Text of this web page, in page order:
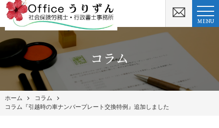
MENU
コラム
ホーム
コラム
コラム『引越時の車ナンバープレート交換特例』追加しました